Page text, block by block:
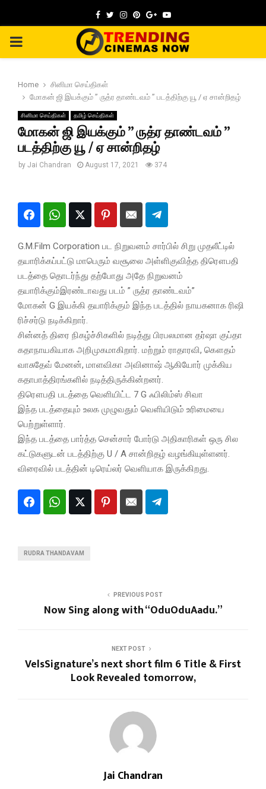
Facebook
TwitterInstagram
Pinterest
GoogleYoutube
PRIMARY
Home
சினிமா செய்திகள்
மோகன் ஜி இயக்கும் ” ருத்ர தாண்டவம் ” படத்திற்கு யூ / ஏ சான்றிதழ்
சினிமா செய்திகள் தமிழ் செய்திகள்
மோகன் ஜி இயக்கும் ” ருத்ர தாண்டவம் ”
படத்திற்கு யூ / ஏ சான்றிதழ்
by Jai Chandran August 17, 2021 374
G.M.Film Corporation பட நிறுவனம் சார்பில் சிறு முதலீட்டில்
தயாரிக்கப்பட்டு மாபெரும் வசூலை அள்ளிகுவித்த திரௌபதி
படத்தை தொடர்ந்து தற்போது அதே நிறுவனம்
தயாரிக்கும்இரண்டாவது படம் ” ருத்ர தாண்டவம்”
மோகன் G இயக்கி தயாரிக்கும் இந்த படத்தில் நாயகனாக ரிஷி
ரிச்சர்டு நடிக்கிறார்.
சின்னத் திரை நிகழ்ச்சிகளில் நடித்து பிரபலமான தர்ஷா குப்தா
கதாநாயகியாக அறிமுகமாகிறார். மற்றும் ராதாரவி, கௌதம்
வாசுதேவ் மேனன், மாளவிகா அவினாஷ் ஆகியோர் முக்கிய
கதாபாத்திரங்களில் நடித்திருக்கின்றனர்.
திரௌபதி படத்தை வெளியிட்ட 7 G ஃபிலிம்ஸ் சிவா
இந்த படத்தையும் உலக முழுவதும் வெளியிடும் உரிமையை
பெற்றுள்ளார்.
இந்த படத்தை பார்த்த சென்சார் போர்டு அதிகாரிகள் ஒரு சில
கட்டுகளுடன் படத்திற்கு U / A சான்றிதழ் வழங்கியுள்ளனர்.
விரைவில் படத்தின் டிரெய்லர் வெளியாக இருக்கிறது.
RUDRA THANDAVAM
PREVIOUS POST
Now Sing along with “OduOduAadu.”
NEXT POST
VelsSignature’s next short film 6 Title & First
Look Revealed tomorrow,
Jai Chandran